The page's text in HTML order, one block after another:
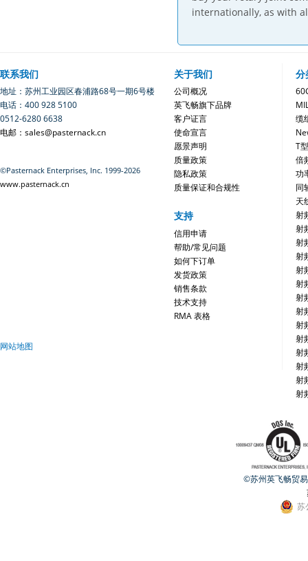
internationally, as with
联系我们
地址：苏州工业园区春浦路68号一期6号楼
电话：400 928 5100
0512-6280 6638
电邮：sales@pasternack.cn
©Pasternack Enterprises, Inc. 1999-2026
www.pasternack.cn
关于我们
公司概况
英飞畅旗下品牌
客户证言
使命宣言
愿景声明
质量政策
隐私政策
质量保证和合规性
支持
信用申请
帮助/常见问题
如何下订单
发货政策
销售条款
技术支持
RMA 表格
网站地图
分
缆
T
倍
功
同
天
射
射
射
射
射
射
射
射
射
射
射
射
射
射
©苏州英飞畅贸
苏